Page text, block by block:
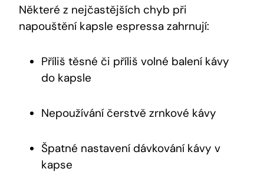
Některé z nejčastějších chyb při
napouštění kapsle espressa zahrnují:
Příliš těsné či příliš volné balení kávy
do kapsle
Nepoužívání čerstvě zrnkové kávy
Špatné nastavení dávkování kávy v
kapse